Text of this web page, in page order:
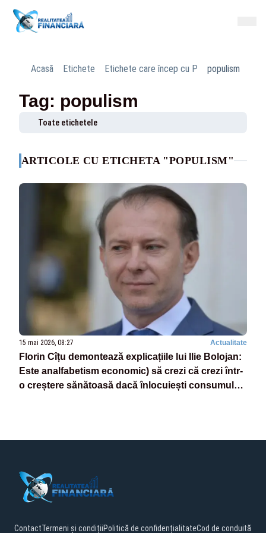
Acasă Etichete Etichete care încep cu P populism
Tag: populism
Toate etichetele
ARTICOLE CU ETICHETA "POPULISM"
15 mai 2026, 08:27 Actualitate
Florin Cîțu demontează explicațiile lui Ilie Bolojan:
Este analfabetism economic) să crezi că crezi într-
o creștere sănătoasă dacă înlocuiești consumul
ContactTermeni și condițiiPolitică de confidențialitateCod de conduită